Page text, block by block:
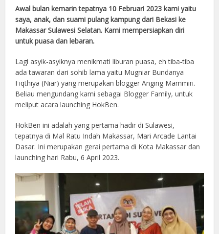
Awal bulan kemarin tepatnya 10 Februari 2023 kami yaitu
saya, anak, dan suami pulang kampung dari Bekasi ke
Makassar Sulawesi Selatan. Kami mempersiapkan diri
untuk puasa dan lebaran.
Lagi asyik-asyiknya menikmati liburan puasa, eh tiba-tiba
ada tawaran dari sohib lama yaitu Mugniar Bundanya
Fiqthiya (Niar) yang merupakan blogger Anging Mammiri.
Beliau mengundang kami sebagai Blogger Family, untuk
meliput acara launching HokBen.
HokBen ini adalah yang pertama hadir di Sulawesi,
tepatnya di Mal Ratu Indah Makassar, Mari Arcade Lantai
Dasar. Ini merupakan gerai pertama di Kota Makassar dan
launching hari Rabu, 6 April 2023.